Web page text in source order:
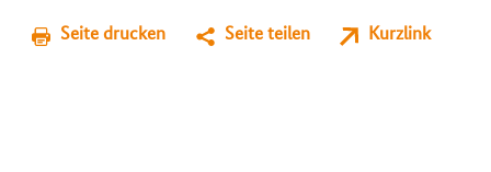
Seite drucken Seite teilen Kurzlink